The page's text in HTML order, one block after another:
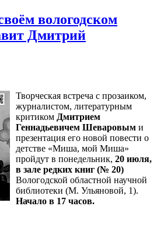
вологодском
Дмитрий
Творческая встреча с прозаиком,
журналистом, литературным
критиком Дмитрием
Геннадьевичем Шеваровым и
презентация его новой повести о
детстве «Миша, мой Миша»
пройдут в понедельник, 20 июля,
в зале редких книг (№ 20)
Вологодской областной научной
библиотеки (М. Ульяновой, 1).
Начало в 17 часов.